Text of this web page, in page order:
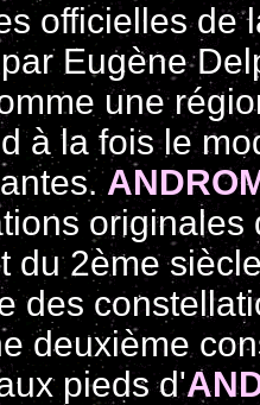
officielles de
Eugène
une
à la fois le
originales
du 2ème
des
deuxième
pieds d'